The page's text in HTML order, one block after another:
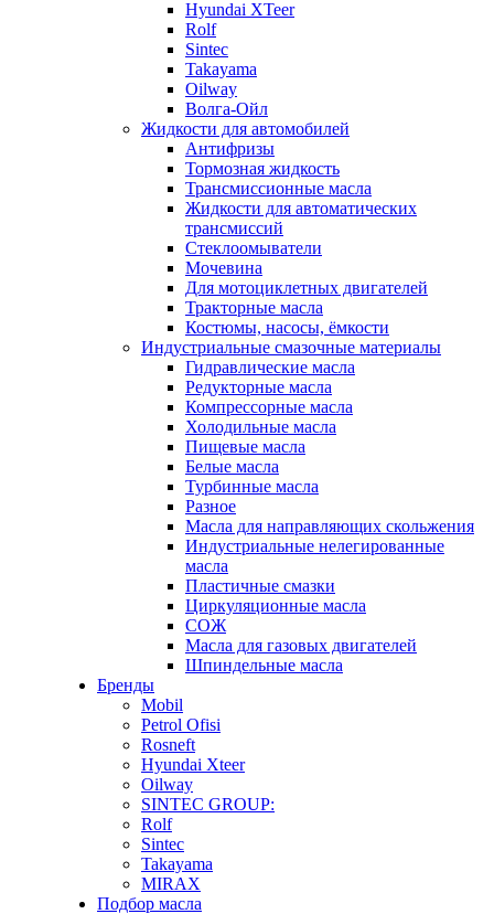
Hyundai XTeer
Rolf
Sintec
Takayama
Oilway
Волга-Ойл
Жидкости для автомобилей
Антифризы
Тормозная жидкость
Трансмиссионные масла
Жидкости для автоматических
трансмиссий
Стеклоомыватели
Мочевина
Для мотоциклетных двигателей
Тракторные масла
Костюмы, насосы, ёмкости
Индустриальные смазочные материалы
Гидравлические масла
Редукторные масла
Компрессорные масла
Холодильные масла
Пищевые масла
Белые масла
Турбинные масла
Разное
Масла для направляющих скольжения
Индустриальные нелегированные
масла
Пластичные смазки
Циркуляционные масла
СОЖ
Масла для газовых двигателей
Шпиндельные масла
Бренды
Mobil
Petrol Ofisi
Rosneft
Hyundai Xteer
Oilway
SINTEC GROUP:
Rolf
Sintec
Takayama
MIRAX
Подбор масла